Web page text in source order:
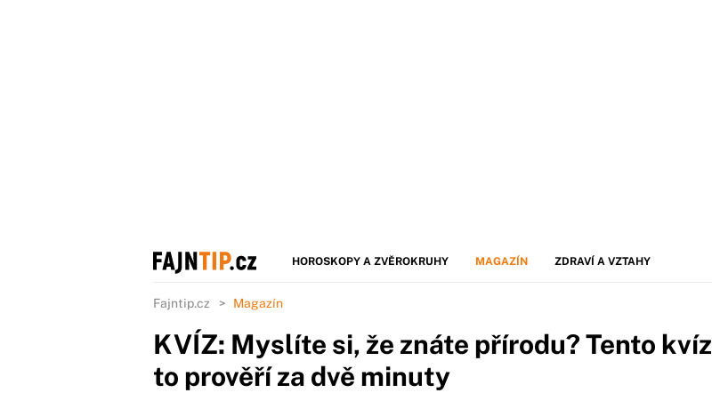
HOROSKOPY A ZVĚROKRUHY MAGAZÍN ZDRAVÍ A VZTAHY
Fajntip.cz Magazín
KVÍZ: Myslíte si, že znáte přírodu? Tento kvíz
to prověří za dvě minuty